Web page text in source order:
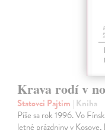
Krava rodí v
Statovci Pajtim | Kniha
Píše sa rok 1996. Vo
letné prázdniny v